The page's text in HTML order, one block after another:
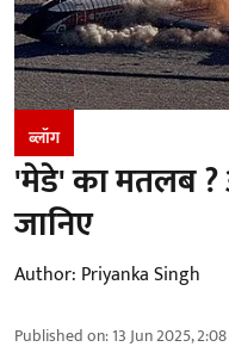
ब्लॉग
'मेडे' का मतलब ?
जानिए
Author: Priyanka Singh
Published on:13 Jun 2025,